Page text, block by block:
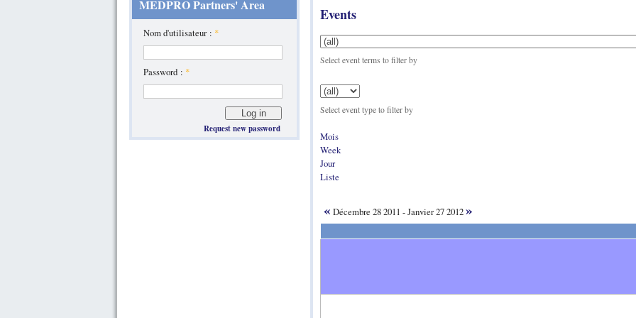
MEDPRO Partners' Area
Nom d'utilisateur : *
Password : *
Request new password
Events
Select event terms to filter by
Select event type to filter by
Mois
Week
Jour
Liste
« Décembre 28 2011 - Janvier 27 2012»